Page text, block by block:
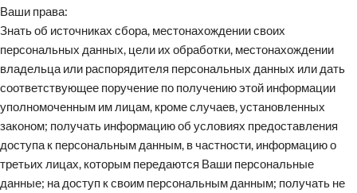
Ваши права:
Знать об источниках сбора, местонахождении своих
персональных данных, цели их обработки, местонахождении
владельца или распорядителя персональных данных или дать
соответствующее поручение по получению этой информации
уполномоченным им лицам, кроме случаев, установленных
законом; получать информацию об условиях предоставления
доступа к персональным данным, в частности, информацию о
третьих лицах, которым передаются Ваши персональные
данные; на доступ к своим персональным данным; получать не